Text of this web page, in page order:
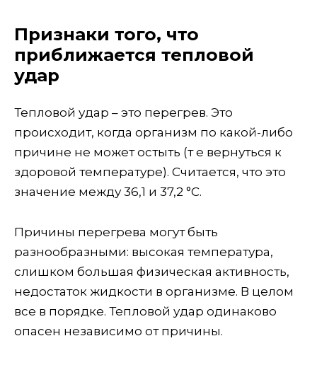
Признаки того, что
приближается тепловой
удар
Тепловой удар – это перегрев. Это
происходит, когда организм по какой-либо
причине не может остыть (т е вернуться к
здоровой температуре). Считается, что это
значение между 36,1 и 37,2 °C.
Причины перегрева могут быть
разнообразными: высокая температура,
слишком большая физическая активность,
недостаток жидкости в организме. В целом
все в порядке. Тепловой удар одинаково
опасен независимо от причины.